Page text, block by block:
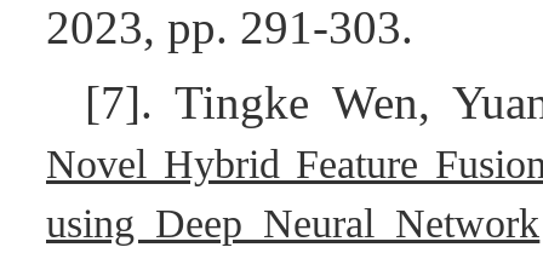
2023, pp. 291-303.
[7]. Tingke Wen,
Novel Hybrid Feature
using Deep Neural Network